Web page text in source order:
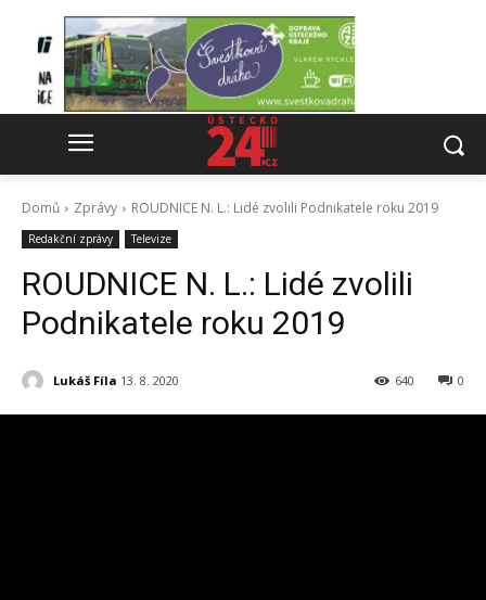
Domů Zprávy ROUDNICE N. L.: Lidé zvolili Podnikatele roku 2019
Redakční zprávy Televize
ROUDNICE N. L.: Lidé zvolili
Podnikatele roku 2019
Lukáš Fíla 13. 8. 2020 0
640